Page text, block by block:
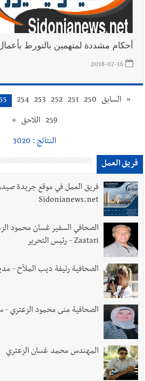
أحكام مشددة لمتهمين بالتورط
2018-07-16
« السابق 250
251
252
253
254
259 اللاحق »
النتائج : 3020
فريق العمل
فريق العمل في موقع جريدة
Sidonianews.net
Zaatari - رئيس التحرير
الصحافية رئيفة ديب الملاّح -
الصحافية منى محمود الزعتري -
المهندس محمد غسان الزعتري